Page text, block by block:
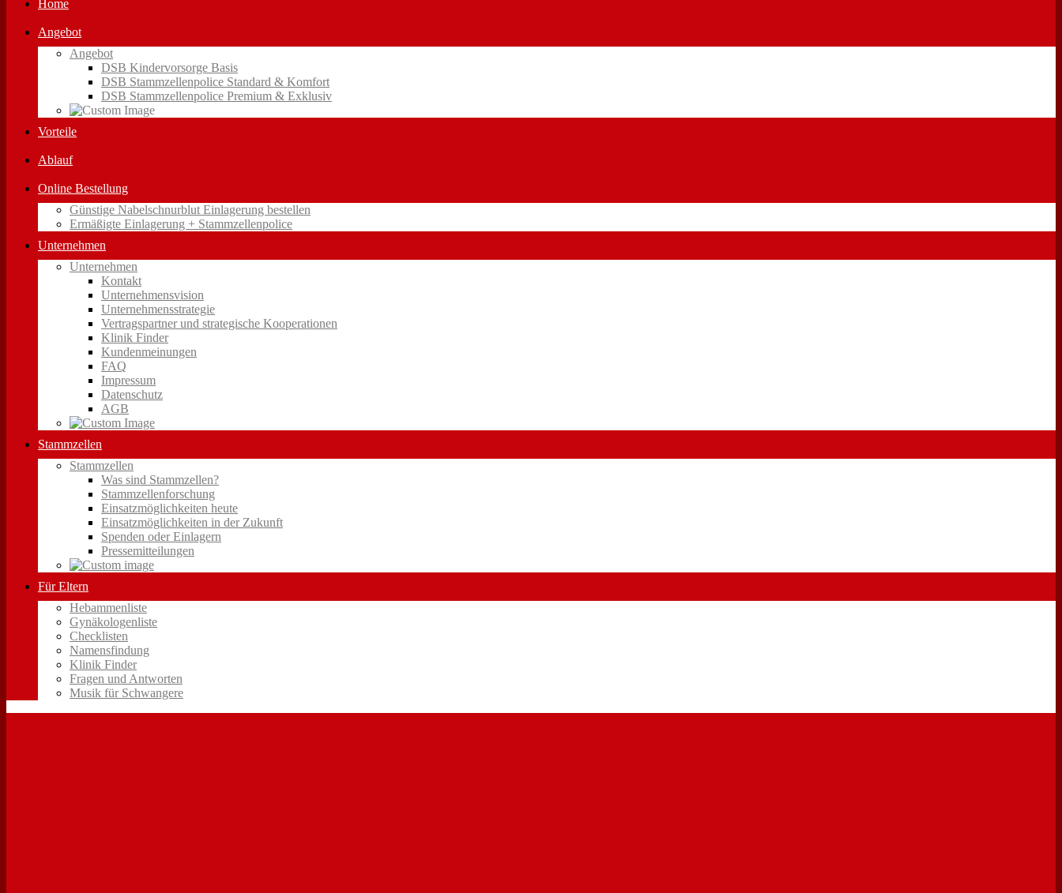
Home
Angebot
Angebot
DSB Kindervorsorge Basis
DSB Stammzellenpolice Standard & Komfort
DSB Stammzellenpolice Premium & Exklusiv
Vorteile
Ablauf
Online Bestellung
Günstige Nabelschnurblut Einlagerung bestellen
Ermäßigte Einlagerung + Stammzellenpolice
Unternehmen
Unternehmen
Kontakt
Unternehmensvision
Unternehmensstrategie
Vertragspartner und strategische Kooperationen
Klinik Finder
Kundenmeinungen
FAQ
Impressum
Datenschutz
AGB
Stammzellen
Stammzellen
Was sind Stammzellen?
Stammzellenforschung
Einsatzmöglichkeiten heute
Einsatzmöglichkeiten in der Zukunft
Spenden oder Einlagern
Pressemitteilungen
Für Eltern
Hebammenliste
Gynäkologenliste
Checklisten
Namensfindung
Klinik Finder
Fragen und Antworten
Musik für Schwangere